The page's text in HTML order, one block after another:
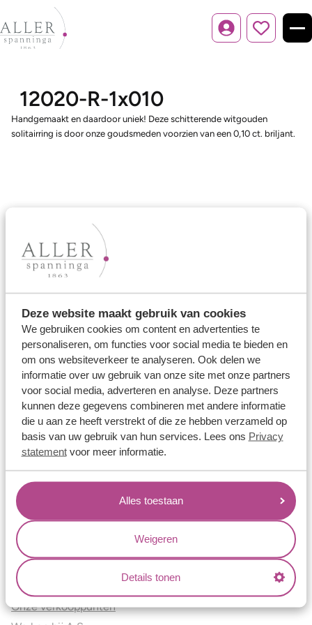
Deze website maakt gebruik van cookies
We gebruiken cookies om content en advertenties te
personaliseren, om functies voor social media te bieden en
om ons websiteverkeer te analyseren. Ook delen we
informatie over uw gebruik van onze site met onze partners
voor social media, adverteren en analyse. Deze partners
kunnen deze gegevens combineren met andere informatie
die u aan ze heeft verstrekt of die ze hebben verzameld op
basis van uw gebruik van hun services. Lees ons Privacy
statementvoor meer informatie.
Alles toestaan
Weigeren
Details tonen
Inloggen
12020-R-1x010
Handgemaakt en daardoor uniek! Deze schitterende witgouden
solitairring is door onze goudsmeden voorzien van een 0,10 ct. briljant.
Ons aanbod
Trouwringen
Memoireringen
Verlovingsringen
Vriendschapsringen
Over ons
Aller Spanninga
Historie
Certificaten
Blogs
Jouw voordelen
Conflictvrije Materialen
Oneindig veel mogelijkheden
Kwaliteit
Juweliers & Contact
Onze verkooppunten